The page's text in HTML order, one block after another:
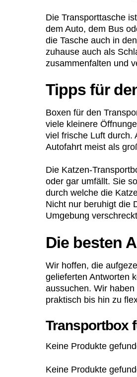
Die Transporttasche
dem Auto, dem Bus
die Tasche auch in
zuhause auch als
zusammenfalten und
Tipps für
Boxen für den
viele kleinere
viel frische Luft durch.
Autofahrt meist als
Die Katzen-
oder gar umfällt. Sie
durch welche die
Nicht nur beruhigt die
Umgebung
Die besten
Wir hoffen, die
gelieferten Antworten
aussuchen. Wir
praktisch bis hin zu
Transportbox
Keine Produkte
Keine Produkte